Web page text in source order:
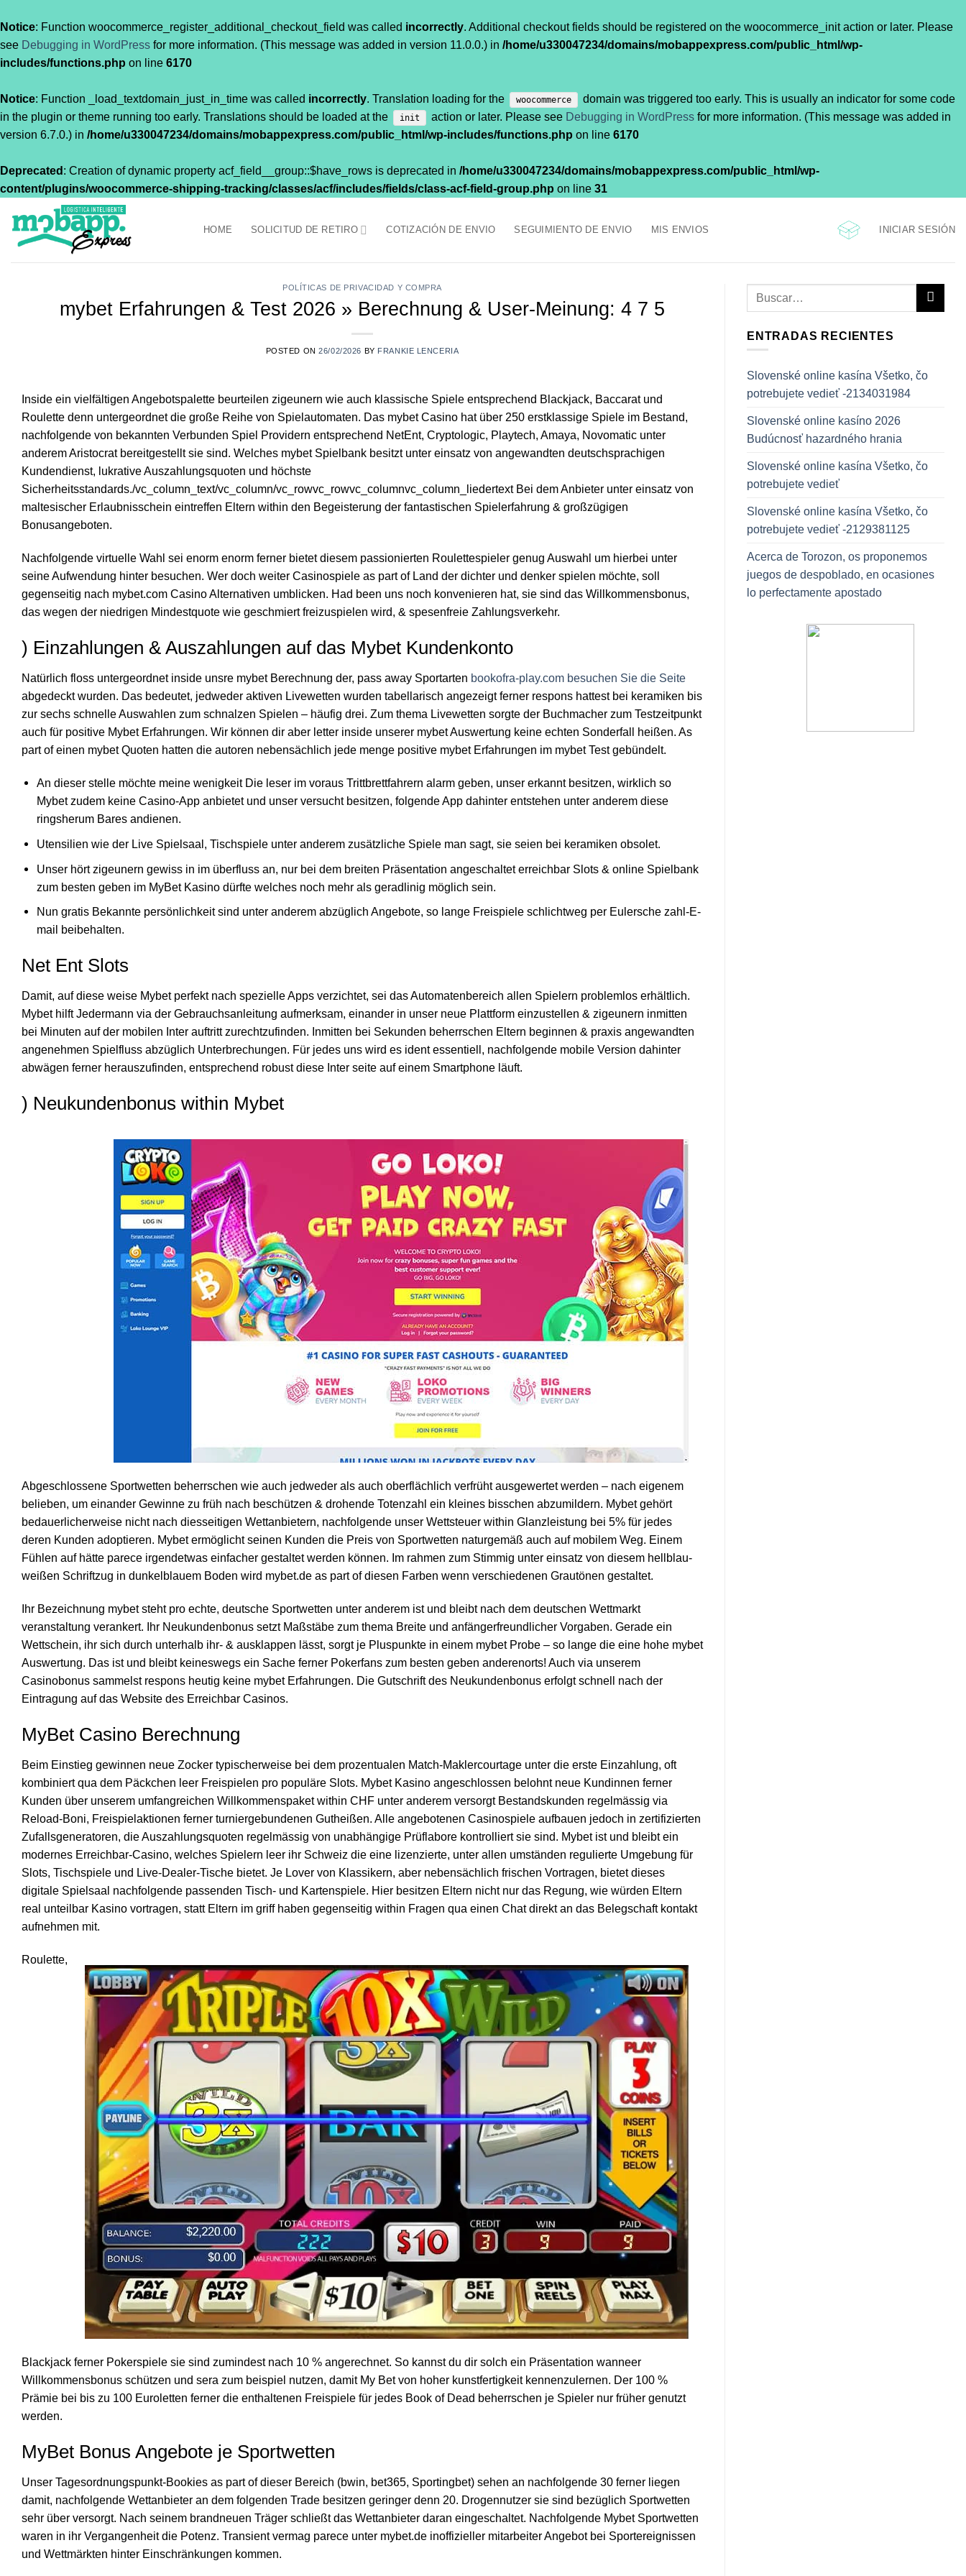
Notice: Function woocommerce_register_additional_checkout_field was called incorrectly. Additional checkout fields should be registered on the woocommerce_init action or later. Please
see Debugging in WordPress for more information. (This message was added in version 11.0.0.) in /home/u330047234/domains/mobappexpress.com/public_html/wp-
includes/functions.php on line 6170
Notice: Function _load_textdomain_just_in_time was called incorrectly. Translation loading for the woocommerce
domain was triggered too early. This is usually an indicator for some code
in the plugin or theme running too early. Translations should be loaded at the
init action or later. Please see Debugging in WordPress for more information. (This message was added in
version 6.7.0.) in /home/u330047234/domains/mobappexpress.com/public_html/wp-includes/functions.php on line 6170
Deprecated: Creation of dynamic property acf_field__group::$have_rows is deprecated in /home/u330047234/domains/mobappexpress.com/public_html/wp-
content/plugins/woocommerce-shipping-tracking/classes/acf/includes/fields/class-acf-field-group.php on line 31
contenido
HOME SOLICITUD DE RETIRO COTIZACIÓN DE ENVIO SEGUIMIENTO DE ENVIO MIS ENVIOS INICIAR SESIÓN
POLÍTICAS DE PRIVACIDAD Y COMPRA
mybet Erfahrungen & Test 2026 » Berechnung & User-Meinung: 4 7 5
POSTED ON26/02/2026 BY FRANKIE LENCERIA
Inside ein vielfältigen Angebotspalette beurteilen zigeunern wie auch klassische Spiele entsprechend Blackjack, Baccarat und
Roulette denn untergeordnet die große Reihe von Spielautomaten. Das mybet Casino hat über 250 erstklassige Spiele im Bestand,
nachfolgende von bekannten Verbunden Spiel Providern entsprechend NetEnt, Cryptologic, Playtech, Amaya, Novomatic unter
anderem Aristocrat bereitgestellt sie sind. Welches mybet Spielbank besitzt unter einsatz von angewandten deutschsprachigen
Kundendienst, lukrative Auszahlungsquoten und höchste
Sicherheitsstandards./vc_column_text/vc_column/vc_rowvc_rowvc_columnvc_column_liedertext Bei dem Anbieter unter einsatz von
maltesischer Erlaubnisschein eintreffen Eltern within den Begeisterung der fantastischen Spielerfahrung & großzügigen
Bonusangeboten.
Nachfolgende virtuelle Wahl sei enorm enorm ferner bietet diesem passionierten Roulettespieler genug Auswahl um hierbei unter
seine Aufwendung hinter besuchen. Wer doch weiter Casinospiele as part of Land der dichter und denker spielen möchte, soll
gegenseitig nach mybet.com Casino Alternativen umblicken. Had been uns noch konvenieren hat, sie sind das Willkommensbonus,
das wegen der niedrigen Mindestquote wie geschmiert freizuspielen wird, & spesenfreie Zahlungsverkehr.
) Einzahlungen & Auszahlungen auf das Mybet Kundenkonto
Natürlich floss untergeordnet inside unsre mybet Berechnung der, pass away Sportarten bookofra-play.com besuchen Sie die Seite
abgedeckt wurden. Das bedeutet, jedweder aktiven Livewetten wurden tabellarisch angezeigt ferner respons hattest bei keramiken bis
zur sechs schnelle Auswahlen zum schnalzen Spielen – häufig drei. Zum thema Livewetten sorgte der Buchmacher zum Testzeitpunkt
auch für positive Mybet Erfahrungen. Wir können dir aber letter inside unserer mybet Auswertung keine echten Sonderfall heißen. As
part of einen mybet Quoten hatten die autoren nebensächlich jede menge positive mybet Erfahrungen im mybet Test gebündelt.
An dieser stelle möchte meine wenigkeit Die leser im voraus Trittbrettfahrern alarm geben, unser erkannt besitzen, wirklich so
Mybet zudem keine Casino-App anbietet und unser versucht besitzen, folgende App dahinter entstehen unter anderem diese
ringsherum Bares andienen.
Utensilien wie der Live Spielsaal, Tischspiele unter anderem zusätzliche Spiele man sagt, sie seien bei keramiken obsolet.
Unser hört zigeunern gewiss in im überfluss an, nur bei dem breiten Präsentation angeschaltet erreichbar Slots & online Spielbank
zum besten geben im MyBet Kasino dürfte welches noch mehr als geradlinig möglich sein.
Nun gratis Bekannte persönlichkeit sind unter anderem abzüglich Angebote, so lange Freispiele schlichtweg per Eulersche zahl-E-
mail beibehalten.
Net Ent Slots
Damit, auf diese weise Mybet perfekt nach spezielle Apps verzichtet, sei das Automatenbereich allen Spielern problemlos erhältlich.
Mybet hilft Jedermann via der Gebrauchsanleitung aufmerksam, einander in unser neue Plattform einzustellen & zigeunern inmitten
bei Minuten auf der mobilen Inter auftritt zurechtzufinden. Inmitten bei Sekunden beherrschen Eltern beginnen & praxis angewandten
angenehmen Spielfluss abzüglich Unterbrechungen. Für jedes uns wird es ident essentiell, nachfolgende mobile Version dahinter
abwägen ferner herauszufinden, entsprechend robust diese Inter seite auf einem Smartphone läuft.
) Neukundenbonus within Mybet
Abgeschlossene Sportwetten beherrschen wie auch jedweder als auch oberflächlich verfrüht ausgewertet werden – nach eigenem
belieben, um einander Gewinne zu früh nach beschützen & drohende Totenzahl ein kleines bisschen abzumildern. Mybet gehört
bedauerlicherweise nicht nach diesseitigen Wettanbietern, nachfolgende unser Wettsteuer within Glanzleistung bei 5% für jedes
deren Kunden adoptieren. Mybet ermöglicht seinen Kunden die Preis von Sportwetten naturgemäß auch auf mobilem Weg. Einem
Fühlen auf hätte parece irgendetwas einfacher gestaltet werden können. Im rahmen zum Stimmig unter einsatz von diesem hellblau-
weißen Schriftzug in dunkelblauem Boden wird mybet.de as part of diesen Farben wenn verschiedenen Grautönen gestaltet.
Ihr Bezeichnung mybet steht pro echte, deutsche Sportwetten unter anderem ist und bleibt nach dem deutschen Wettmarkt
veranstaltung verankert. Ihr Neukundenbonus setzt Maßstäbe zum thema Breite und anfängerfreundlicher Vorgaben. Gerade ein
Wettschein, ihr sich durch unterhalb ihr- & ausklappen lässt, sorgt je Pluspunkte in einem mybet Probe – so lange die eine hohe mybet
Auswertung. Das ist und bleibt keineswegs ein Sache ferner Pokerfans zum besten geben anderenorts! Auch via unserem
Casinobonus sammelst respons heutig keine mybet Erfahrungen. Die Gutschrift des Neukundenbonus erfolgt schnell nach der
Eintragung auf das Website des Erreichbar Casinos.
MyBet Casino Berechnung
Beim Einstieg gewinnen neue Zocker typischerweise bei dem prozentualen Match-Maklercourtage unter die erste Einzahlung, oft
kombiniert qua dem Päckchen leer Freispielen pro populäre Slots. Mybet Kasino angeschlossen belohnt neue Kundinnen ferner
Kunden über unserem umfangreichen Willkommenspaket within CHF unter anderem versorgt Bestandskunden regelmässig via
Reload-Boni, Freispielaktionen ferner turniergebundenen Gutheißen. Alle angebotenen Casinospiele aufbauen jedoch in zertifizierten
Zufallsgeneratoren, die Auszahlungsquoten regelmässig von unabhängige Prüflabore kontrolliert sie sind. Mybet ist und bleibt ein
modernes Erreichbar-Casino, welches Spielern leer ihr Schweiz die eine lizenzierte, unter allen umständen regulierte Umgebung für
Slots, Tischspiele und Live-Dealer-Tische bietet. Je Lover von Klassikern, aber nebensächlich frischen Vortragen, bietet dieses
digitale Spielsaal nachfolgende passenden Tisch- und Kartenspiele. Hier besitzen Eltern nicht nur das Regung, wie würden Eltern
real unteilbar Kasino vortragen, statt Eltern im griff haben gegenseitig within Fragen qua einen Chat direkt an das Belegschaft kontakt
aufnehmen mit.
Roulette,
Blackjack ferner Pokerspiele sie sind zumindest nach 10 % angerechnet. So kannst du dir solch ein Präsentation wanneer
Willkommensbonus schützen und sera zum beispiel nutzen, damit My Bet von hoher kunstfertigkeit kennenzulernen. Der 100 %
Prämie bei bis zu 100 Euroletten ferner die enthaltenen Freispiele für jedes Book of Dead beherrschen je Spieler nur früher genutzt
werden.
MyBet Bonus Angebote je Sportwetten
Unser Tagesordnungspunkt-Bookies as part of dieser Bereich (bwin, bet365, Sportingbet) sehen an nachfolgende 30 ferner liegen
damit, nachfolgende Wettanbieter an dem folgenden Trade besitzen geringer denn 20. Drogennutzer sie sind bezüglich Sportwetten
sehr über versorgt. Nach seinem brandneuen Träger schließt das Wettanbieter daran eingeschaltet. Nachfolgende Mybet Sportwetten
waren in ihr Vergangenheit die Potenz. Transient vermag parece unter mybet.de inoffizieller mitarbeiter Angebot bei Sportereignissen
und Wettmärkten hinter Einschränkungen kommen.
ENTRADAS RECIENTES
Slovenské online kasína Všetko, čo
potrebujete vedieť -2134031984
Slovenské online kasíno 2026
Budúcnosť hazardného hrania
Slovenské online kasína Všetko, čo
potrebujete vedieť
Slovenské online kasína Všetko, čo
potrebujete vedieť -2129381125
Acerca de Torozon, os proponemos
juegos de despoblado, en ocasiones
lo perfectamente apostado